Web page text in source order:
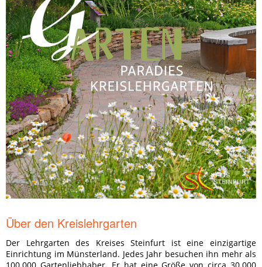
Über den Kreislehrgarten
Der Lehrgarten des Kreises Steinfurt ist eine einzigartige
Einrichtung im Münsterland. Jedes Jahr besuchen ihn mehr als